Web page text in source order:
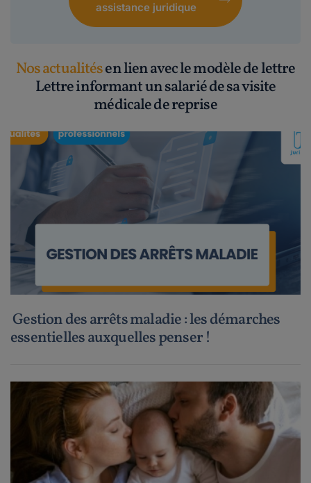
assistance juridique
Nos actualitésen lien avec le modèle de lettre
Lettre informant un salarié de sa visite
médicale de reprise
Gestion des arrêts maladie : les démarches
essentielles auxquelles penser !